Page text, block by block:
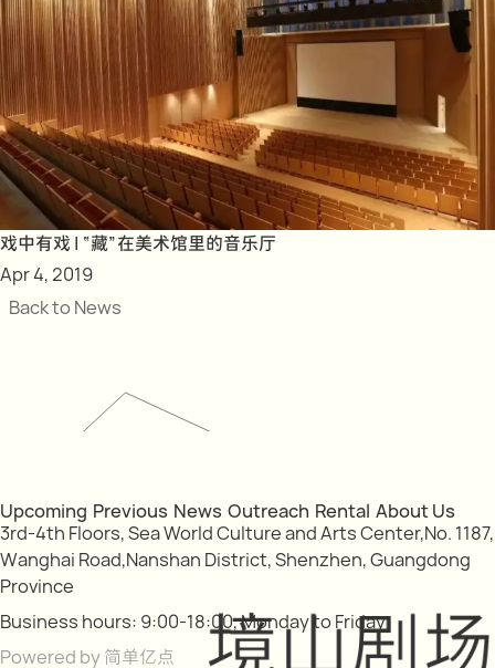
戏中有戏 | “藏”在美术馆里的音乐厅
Apr 4, 2019
Back to News
Upcoming Previous News Outreach Rental About Us
3rd-4th Floors, Sea World Culture and Arts Center,No. 1187,
Wanghai Road,Nanshan District, Shenzhen, Guangdong
Province
Business hours: 9:00-18:00, Monday to Friday
Powered by 简单亿点